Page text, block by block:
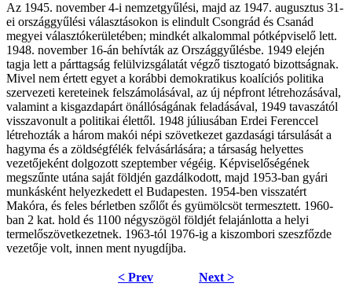
Az 1945. november 4-i nemzetgyűlési, majd az 1947. augusztus 31-
ei országgyűlési választásokon is elindult Csongrád és Csanád
megyei választókerületében; mindkét alkalommal pótképviselő lett.
1948. november 16-án behívták az Országgyűlésbe. 1949 elején
tagja lett a párttagság felülvizsgálatát végző tisztogató bizottságnak.
Mivel nem értett egyet a korábbi demokratikus koalíciós politika
szervezeti kereteinek felszámolásával, az új népfront létrehozásával,
valamint a kisgazdapárt önállóságának feladásával, 1949 tavaszától
visszavonult a politikai élettől. 1948 júliusában Erdei Ferenccel
létrehozták a három makói népi szövetkezet gazdasági társulását a
hagyma és a zöldségfélék felvásárlására; a társaság helyettes
vezetőjeként dolgozott szeptember végéig. Képviselőségének
megszűnte utána saját földjén gazdálkodott, majd 1953-ban gyári
munkásként helyezkedett el Budapesten. 1954-ben visszatért
Makóra, és feles bérletben szőlőt és gyümölcsöt termesztett. 1960-
ban 2 kat. hold és 1100 négyszögöl földjét felajánlotta a helyi
termelőszövetkezetnek. 1963-tól 1976-ig a kiszombori szeszfőzde
vezetője volt, innen ment nyugdíjba.
< Prev Next >